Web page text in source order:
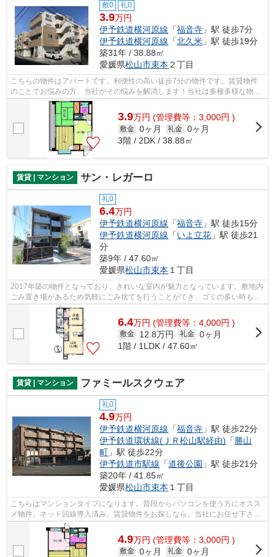
敷0 礼0
3.9万円
伊予鉄道横河原線 「福音寺 」駅 徒歩7分
伊予鉄道横河原線 「北久米 」駅 徒歩19分
築31年 / 38.88㎡
愛媛県松山市束本 ２丁目
こちらの物件はアパートです。利便性の高い徒歩7分の物件です。賃貸物件
のことでお悩みの方、当社がその悩みを解消します！当社は多種多様な物件
情報を取り扱っているので、きっとご希...
3.9万円 (管理費等：3,000円 )
敷金 0ヶ月 礼金 0ヶ月
3階 / 2DK / 38.88㎡
賃貸 | マンション サン・レガーロ
礼0
6.4万円
伊予鉄道横河原線 「福音寺 」駅 徒歩15分
伊予鉄道横河原線 「いよ立花 」駅 徒歩21
分
築9年 / 47.60㎡
愛媛県松山市束本 １丁目
2017年築の物件となっており、きれいな室内が魅力となっています。敷地内
ごみ置き場があるため気軽にごみ捨てを行うことができ、ゴミの多い時も安
心です。好評の駅近物件で、徒歩15分...
6.4万円 (管理費等：4,000円 )
敷金 12.8万円 礼金 0ヶ月
1階 / 1LDK / 47.60㎡
賃貸 | マンション ファミールスクウェア
礼0
4.9万円
伊予鉄道横河原線 「福音寺 」駅 徒歩22分
伊予鉄道環状線(ＪＲ松山駅経由) 「 勝山
町 」駅 徒歩22分
伊予鉄道市駅線 「道後公園 」駅 徒歩21分
築20年 / 41.85㎡
愛媛県松山市束本 １丁目
こちらはマンションタイプになります。普段からパソコンを使う方にオスス
メ物件、ネット回線導入済み。賃貸物件をお探しなら、当社にお任せ下さ
い。こだわりやニーズに合わせた物件を...
4.9万円 (管理費等：3,000円 )
敷金 0ヶ月 礼金 0ヶ月